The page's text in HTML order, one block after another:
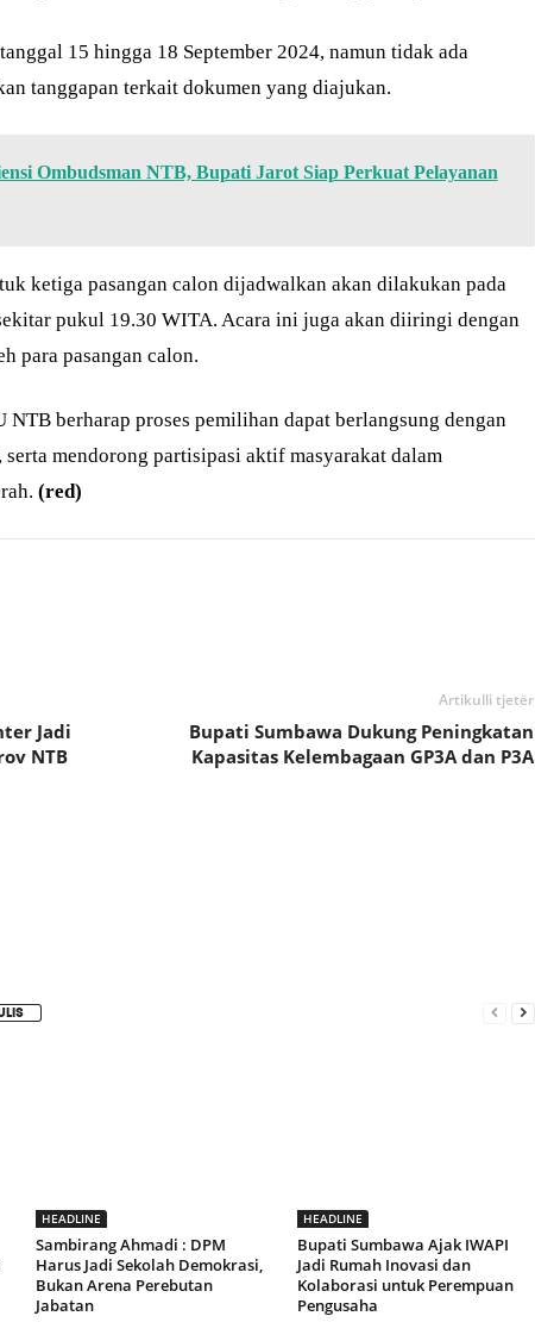
15 hingga 18 September 2024, namun tidak ada
tanggapan terkait dokumen yang diajukan.
Ombudsman NTB, Bupati Jarot Siap Perkuat Pelayanan
ketiga pasangan calon dijadwalkan akan dilakukan pada
pukul 19.30 WITA. Acara ini juga akan diiringi dengan
para pasangan calon.
NTB berharap proses pemilihan dapat berlangsung dengan
serta mendorong partisipasi aktif masyarakat dalam
(red)
Jadi
NTB
Artikulli tjetër
Bupati Sumbawa Dukung Peningkatan
Kapasitas Kelembagaan GP3A dan P3A
HEADLINE
Sambirang Ahmadi : DPM
Harus Jadi Sekolah Demokrasi,
Bukan Arena Perebutan
Jabatan
HEADLINE
Bupati Sumbawa Ajak IWAPI
Jadi Rumah Inovasi dan
Kolaborasi untuk Perempuan
Pengusaha